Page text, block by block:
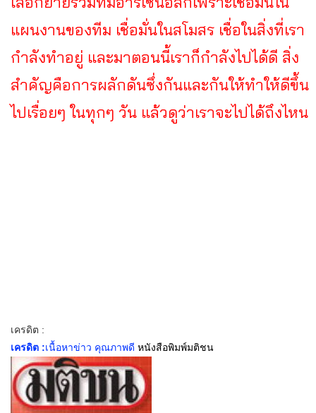
แผนงานของทีม เชื่อมั่นในสโมสร เชื่อในสิ่งที่เรา
กำลังทำอยู่ และมาตอนนี้เราก็กำลังไปได้ดี สิ่ง
สำคัญคือการผลักดันซึ่งกันและกันให้ทำให้ดีขึ้น
ไปเรื่อยๆ ในทุกๆ วัน แล้วดูว่าเราจะไปได้ถึงไหน
เครดิต :
เครดิต :เนื้อหาข่าว คุณภาพดี หนังสือพิมพ์มติชน